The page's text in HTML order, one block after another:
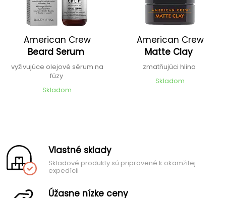
American Crew
Beard Serum
vyživujúce olejové sérum na
fúzy
Skladom
American Crew
Matte Clay
zmatňujúci hlina
Skladom
Vlastné sklady
Skladové produkty sú pripravené k okamžitej
expedícii
Úžasne nízke ceny